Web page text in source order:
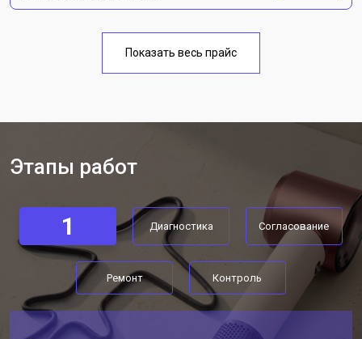
Показать весь прайс
Этапы работ
1 Диагностика Согласование
Ремонт Контроль